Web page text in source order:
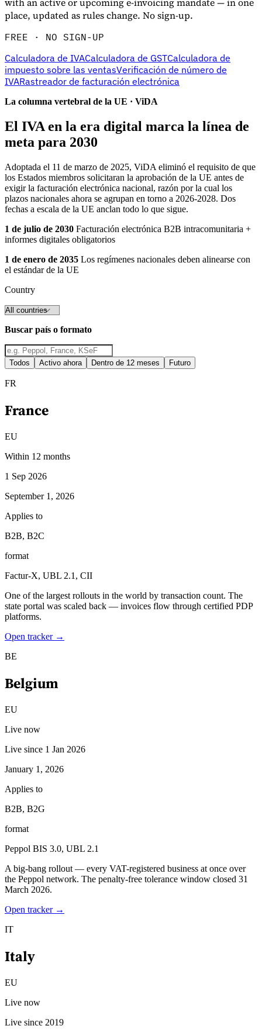
Información fiscal
Guías
VAT para principiantes
Impuestos indirectos 101
Serie Experto Fiscal
Golfo Cómo crear un marco de control de los impuestos
indirectos
place, updated as rules change. No sign-up.
FREE · NO SIGN-UP
Calculadora de IVACalculadora de GSTCalculadora de
impuesto sobre las ventasVerificación de número de
IVARastreador de facturación electrónica
La columna vertebral de la UE · ViDA
El IVA en la era digital marca la línea de
meta para 2030
Adoptada el 11 de marzo de 2025, ViDA eliminó el requisito de que
los Estados miembros solicitaran la aprobación de la UE antes de
exigir la facturación electrónica nacional, razón por la cual los
plazos nacionales ahora se agrupan en torno a 2026-2028. Dos
fechas a escala de la UE anclan todo lo que sigue.
1 de julio de 2030 Facturación electrónica B2B intracomunitaria +
informes digitales obligatorios
1 de enero de 2035 Los regímenes nacionales deben alinearse con
el estándar de la UE
Country
Buscar país o formato
Todos Activo ahora Dentro de 12 meses Futuro
FR
France
EU
Within 12 months
1 Sep 2026
September 1, 2026
Applies to
B2B, B2C
format
Factur-X, UBL 2.1, CII
One of the largest rollouts in the world by transaction count. The
state portal was scaled back — invoices flow through certified PDP
platforms.
Open tracker →
BE
Belgium
EU
Live now
Live since 1 Jan 2026
January 1, 2026
Applies to
B2B, B2G
format
Peppol BIS 3.0, UBL 2.1
A big-bang rollout — every VAT-registered business at once over
the Peppol network. The penalty-free tolerance window closed 31
March 2026.
Open tracker →
IT
Italy
EU
Live now
Live since 2019